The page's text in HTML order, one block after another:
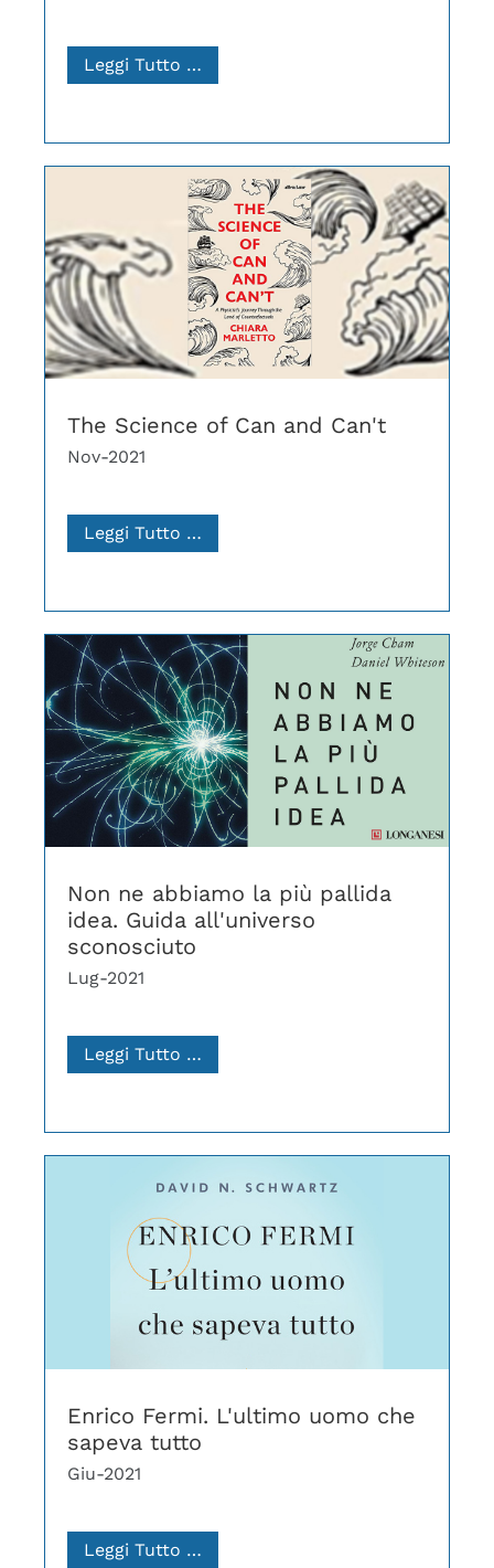
Leggi Tutto …
The Science of Can and Can't
Nov-2021
Leggi Tutto …
Non ne abbiamo la più pallida
idea. Guida all'universo
sconosciuto
Lug-2021
Leggi Tutto …
Enrico Fermi. L'ultimo uomo che
sapeva tutto
Giu-2021
Leggi Tutto …